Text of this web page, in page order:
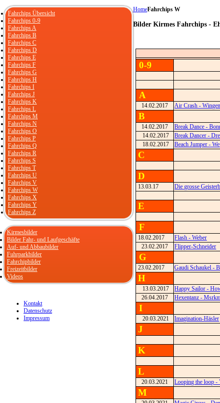
HomeFahrchips W
Bilder Kirmes Fahrchips -
0-9
A
14.02.2017 Air Crash -
B
14.02.2017
Break Dance -
14.02.2017
Break Dancer -
18.02.2017
Beach Jumper -
C
D
13.03.17 Die grosse
E
F
18.02.2017
Flash - Weber
23.02.2017
Flipper-Schneider
G
23.02.2017 Gaudi Schaukel -
H
13.03.2017
Happy Sailor -
26.04.2017
Hexentanz -
I
20.03.2021 Imagination-Häsler
J
K
L
20.03.2021 Looping the loop -
M
Fahrchips Übersicht
Fahrchips 0-9
Fahrchips A
Fahrchips B
Fahrchips C
Fahrchips D
Fahrchips E
Fahrchips F
Fahrchips G
Fahrchips H
Fahrchips I
Fahrchips J
Fahrchips K
Fahrchips L
Fahrchips M
Fahrchips N
Fahrchips O
Fahrchips P
Fahrchips Q
Fahrchips R
Fahrchips S
Fahrchips T
Fahrchips U
Fahrchips V
Fahrchips W
Fahrchips X
Fahrchips Y
Fahrchips Z
Kirmesbilder
Bilder Fahr- und Laufgeschäfte
Auf- und Abbaubilder
Fuhrparkbilder
Fahrchipbilder
Freizeitbilder
Videos
Kontakt
Datenschutz
Impressum